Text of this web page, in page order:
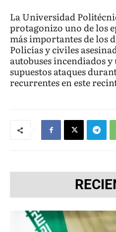
La Universidad
protagonizo uno de los
más importantes de los
Policías y civiles
autobuses incendiados
supuestos ataques
recurrentes en este